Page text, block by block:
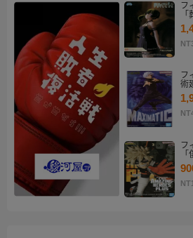
フ
フ
術
フ
ア